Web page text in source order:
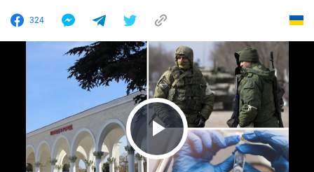
324
Play Video